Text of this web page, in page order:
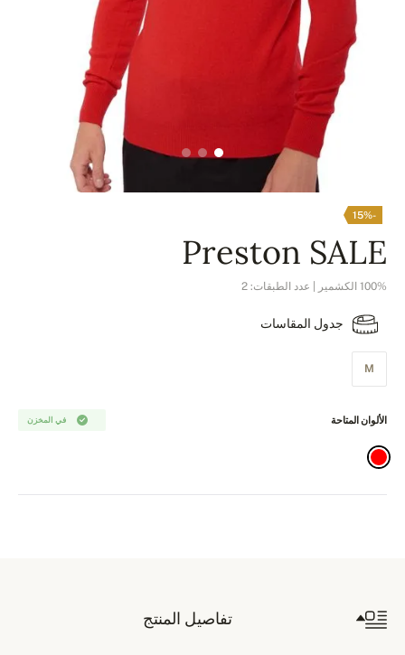
-15%
Preston SALE
100% الكشمير | عدد الطبقات: 2
جدول المقاسات
M
في المخزن الألوان المتاحة
تفاصيل المنتج